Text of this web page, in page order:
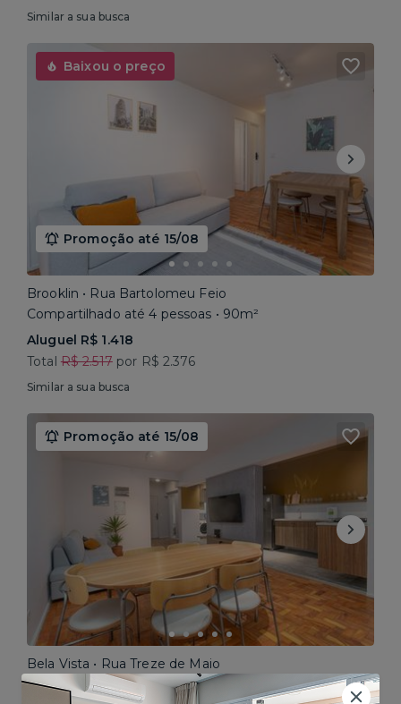
Similar a sua busca
Baixou o preço
Promoção até 15/08
Brooklin • Rua Bartolomeu Feio
Compartilhado até 4 pessoas • 90m²
Aluguel R$ 1.418
Total R$ 2.517por R$ 2.376
Similar a sua busca
Promoção até 15/08
Bela Vista • Rua Treze de Maio
Compartilhado até 5 pessoas • 160m²